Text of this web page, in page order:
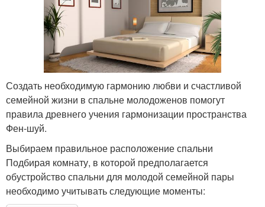
Создать необходимую гармонию любви и счастливой
семейной жизни в спальне молодоженов помогут
правила древнего учения гармонизации пространства
Фен-шуй.
Выбираем правильное расположение спальни
Подбирая комнату, в которой предполагается
обустройство спальни для молодой семейной пары
необходимо учитывать следующие моменты: